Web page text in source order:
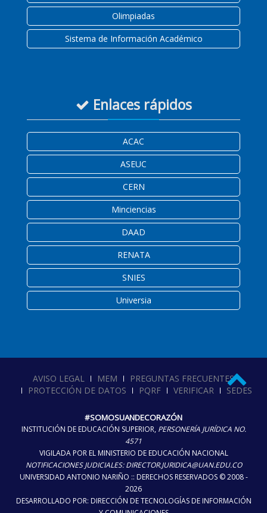
Olimpiadas
Sistema de Información Académico
Enlaces rápidos
ACAC
ASEUC
CERN
Minciencias
DAAD
RENATA
SNIES
Universia
AVISO LEGAL MEM
PREGUNTAS FRECUENTES
PROTECCIÓN DE DATOS
PQRF VERIFICAR SEDES
#SOMOSUANDECORAZÓN
INSTITUCIÓN DE EDUCACIÓN SUPERIOR, PERSONERÍA JURÍDICA NO.
4571
VIGILADA POR EL MINISTERIO DE EDUCACIÓN NACIONAL
NOTIFICACIONES JUDICIALES: DIRECTOR.JURIDICA@UAN.EDU.CO
UNIVERSIDAD ANTONIO NARIÑO :: DERECHOS RESERVADOS © 2008 -
2026
DESARROLLADO POR: DIRECCIÓN DE TECNOLOGÍAS DE INFORMACIÓN